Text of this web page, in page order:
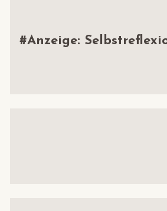
n
#Anzeige: